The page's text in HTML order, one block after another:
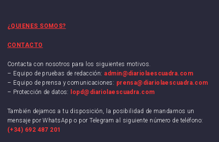
¿QUIENES SOMOS?
CONTACTO
Contacta con nosotros para los siguientes motivos.
– Equipo de pruebas de redacción:admin@diariolaescuadra.com
– Equipo de prensa y comunicaciones: prensa@diariolaescuadra.com
– Protección de datos:
lopd@diariolaescuadra.com
También dejamos a tu disposición, la posibilidad de mandarnos un
mensaje por WhatsApp o por Telegram al siguiente número de teléfono:
(+34) 692 487 201